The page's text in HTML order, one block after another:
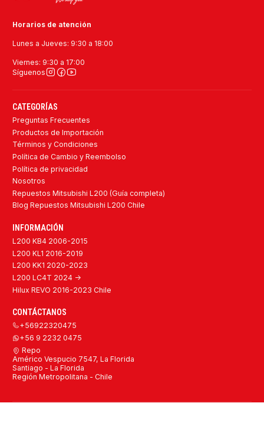
Horarios de atención
Lunes a Jueves: 9:30 a 18:00
Viernes: 9:30 a 17:00
Síguenos
CATEGORÍAS
Preguntas Frecuentes
Productos de Importación
Términos y Condiciones
Política de Cambio y Reembolso
Política de privacidad
Nosotros
Repuestos Mitsubishi L200 (Guía completa)
Blog Repuestos Mitsubishi L200 Chile
INFORMACIÓN
L200 KB4 2006-2015
L200 KL1 2016-2019
L200 KK1 2020-2023
L200 LC4T 2024 ->
Hilux REVO 2016-2023 Chile
CONTÁCTANOS
+56922320475
+56 9 2232 0475
Repo
Américo Vespucio 7547, La Florida
Santiago - La Florida
Región Metropolitana - Chile